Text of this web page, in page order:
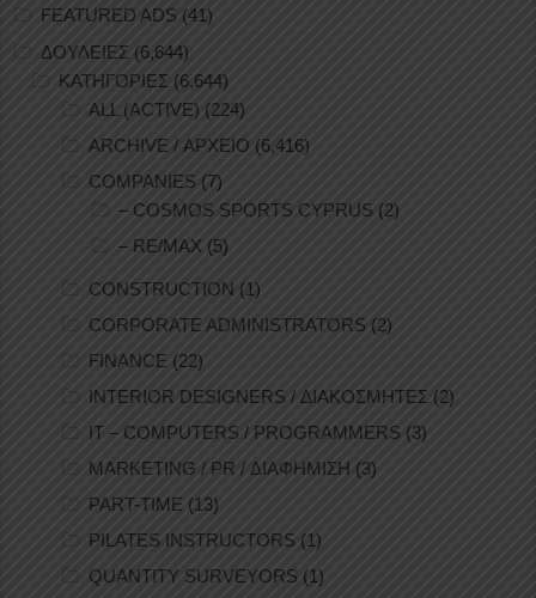
FEATURED ADS (41)
ΔΟΥΛΕΙΕΣ (6,644)
ΚΑΤΗΓΟΡΙΕΣ (6,644)
ALL (ACTIVE) (224)
ARCHIVE / ΑΡΧΕΙΟ (6,416)
COMPANIES (7)
– COSMOS SPORTS CYPRUS (2)
– RE/MAX (5)
CONSTRUCTION (1)
CORPORATE ADMINISTRATORS (2)
FINANCE (22)
INTERIOR DESIGNERS / ΔΙΑΚΟΣΜΗΤΕΣ (2)
IT – COMPUTERS / PROGRAMMERS (3)
MARKETING / PR / ΔΙΑΦΗΜΙΣΗ (3)
PART-TIME (13)
PILATES INSTRUCTORS (1)
QUANTITY SURVEYORS (1)